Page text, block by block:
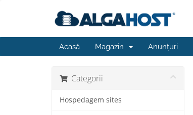
Acasă Magazin Anunțuri
Categorii
Hospedagem sites